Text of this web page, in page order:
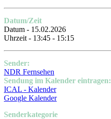
Datum/Zeit
Datum - 15.02.2026
Uhrzeit - 13:45 - 15:15
Sender:
NDR Fernsehen
Sendung im Kalender eintragen:
ICAL - Kalender
Google Kalender
Senderkategorie